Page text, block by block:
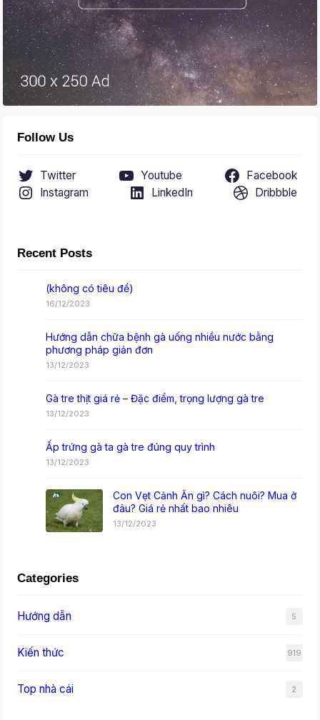
Follow Us
Twitter Youtube
Facebook
Instagram
LinkedIn Dribbble
Recent Posts
(không có tiêu đề)
16/12/2023
Hướng dẫn chữa bệnh gà uống nhiều nước bằng
phương pháp giản đơn
13/12/2023
Gà tre thịt giá rẻ – Đặc điểm, trọng lượng gà tre
13/12/2023
Ấp trứng gà ta gà tre đúng quy trình
13/12/2023
Con Vẹt Cảnh Ăn gì? Cách nuôi? Mua ở
đâu? Giá rẻ nhất bao nhiêu
13/12/2023
Categories
Hướng dẫn 5
Kiến thức 919
Top nhà cái 2